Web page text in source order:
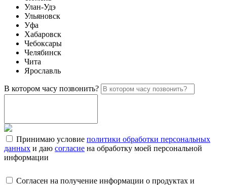
Улан-Удэ
Ульяновск
Уфа
Хабаровск
Чебоксары
Челябинск
Чита
Ярославль
В котором часу позвонить?
Принимаю условие политики обработки персональных
данных и даю согласие на обработку моей персональной
информации
Согласен на получение информации о продуктах и